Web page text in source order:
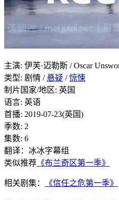
主演: 伊芙·迈勒斯 / Oscar
类型: 剧情 / 悬疑 /惊悚
制片国家/地区: 英国
语言: 英语
首播: 2019-07-23(英国)
季数: 2
集数: 6
翻译：冰冰字幕组
类似推荐 《布兰奇区第一季》
相关剧集： 《信任之危第一季》